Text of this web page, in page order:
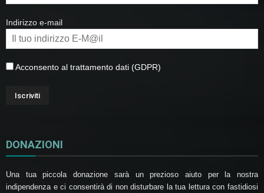
Indirizzo e-mail
Acconsento al trattamento dati (GDPR)
DONAZIONI
Una tua piccola donazione sarà un prezioso aiuto per la nostra
indipendenza e ci consentirà di non disturbare la tua lettura con fastidiosi